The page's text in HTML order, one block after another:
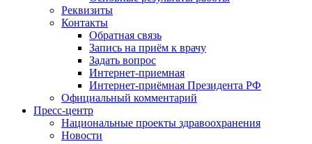
Реквизиты
Контакты
Обратная связь
Запись на приём к врачу
Задать вопрос
Интернет-приемная
Интернет-приёмная Президента РФ
Официальный комментарий
Пресс-центр
Национальные проекты здравоохранения
Новости